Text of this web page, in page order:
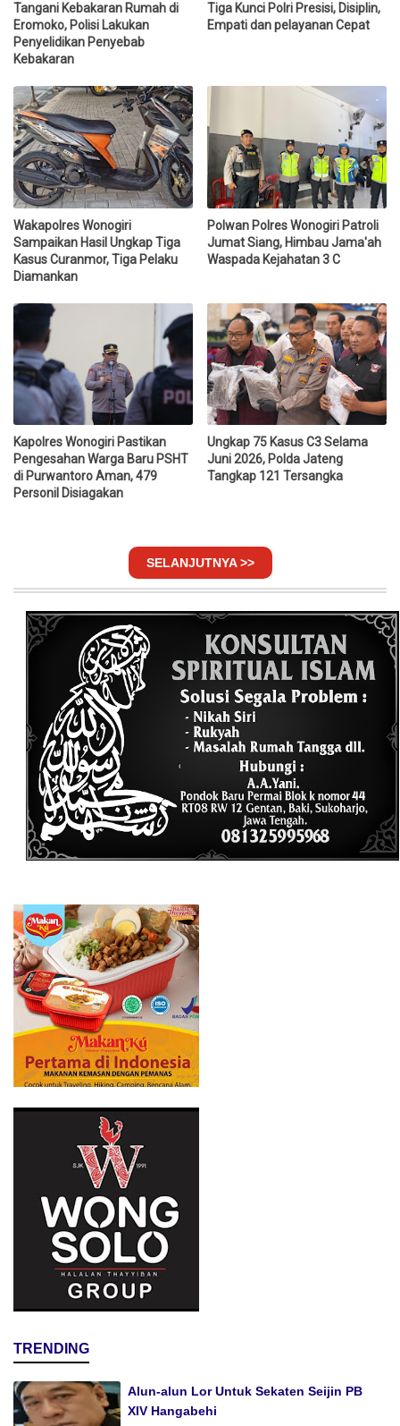
Tangani Kebakaran Rumah di
Eromoko, Polisi Lakukan
Penyelidikan Penyebab
Kebakaran
Tiga Kunci Polri Presisi, Disiplin,
Empati dan pelayanan Cepat
Wakapolres Wonogiri
Sampaikan Hasil Ungkap Tiga
Kasus Curanmor, Tiga Pelaku
Diamankan
Polwan Polres Wonogiri Patroli
Jumat Siang, Himbau Jama'ah
Waspada Kejahatan 3 C
Kapolres Wonogiri Pastikan
Pengesahan Warga Baru PSHT
di Purwantoro Aman, 479
Personil Disiagakan
Ungkap 75 Kasus C3 Selama
Juni 2026, Polda Jateng
Tangkap 121 Tersangka
SELANJUTNYA >>
TRENDING
Alun-alun Lor Untuk Sekaten Seijin PB
XIV Hangabehi